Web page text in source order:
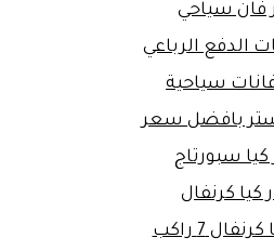
فان سياحي
الدفع الرباعي
فانات سياحية
بافضل سعر
كيا سبورتاج
كيا كرنفال
7 راكب